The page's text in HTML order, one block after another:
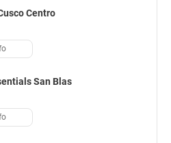
Centro
San Blas